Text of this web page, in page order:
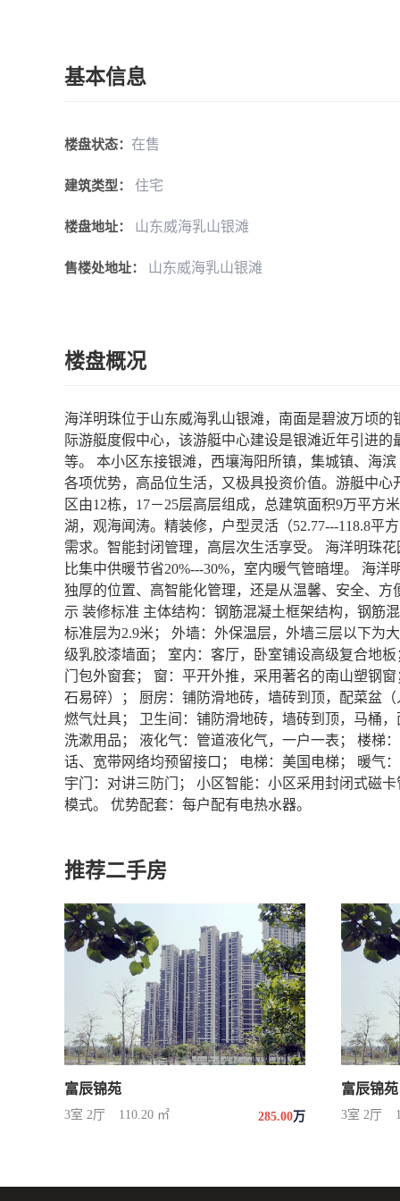
基本信息
楼盘状态： 在售
建筑类型： 住宅
楼盘地址： 山东威海乳山银滩
售楼处地址： 山东威海乳山银滩
楼盘概况
海洋明珠位于山东威海乳山银滩，南面是碧波万顷
际游艇度假中心，该游艇中心建设是银滩近年引进
等。 本小区东接银滩，西壤海阳所镇，集城镇、海
各项优势，高品位生活，又极具投资价值。游艇中
区由12栋，17－25层高层组成，总建筑面积9万平方
湖，观海闻涛。精装修，户型灵活（52.77---118.8平
需求。智能封闭管理，高层次生活享受。 海洋明珠
比集中供暖节省20%---30%，室内暖气管暗埋。 海
独厚的位置、高智能化管理，还是从温馨、安全、
示 装修标准 主体结构：钢筋混凝土框架结构，钢筋
标准层为2.9米； 外墙：外保温层，外墙三层以下为
级乳胶漆墙面； 室内：客厅，卧室铺设高级复合地
门包外窗套； 窗：平开外推，采用著名的南山塑钢
石易碎）； 厨房：铺防滑地砖，墙砖到顶，配菜盆
燃气灶具； 卫生间：铺防滑地砖，墙砖到顶，马桶
洗漱用品； 液化气：管道液化气，一户一表； 楼梯
话、宽带网络均预留接口； 电梯：美国电梯； 暖气
宇门：对讲三防门； 小区智能：小区采用封闭式磁
模式。 优势配套：每户配有电热水器。
推荐二手房
富辰锦苑
3室 2厅 110.20 ㎡ 285.00万
富辰锦苑
3室 2厅